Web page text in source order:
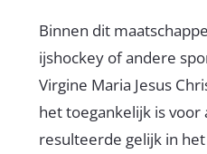
Binnen dit
ijshockey of andere
Virgine Maria Jesus
het toegankelijk is
resulteerde gelijk in